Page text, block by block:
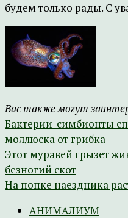
будем только рады. С
Вас также могут
Бактерии-симбионты
моллюска от грибка
Этот муравей грызет
безногий скот
На попке наездника
АНИМАЛИУМ